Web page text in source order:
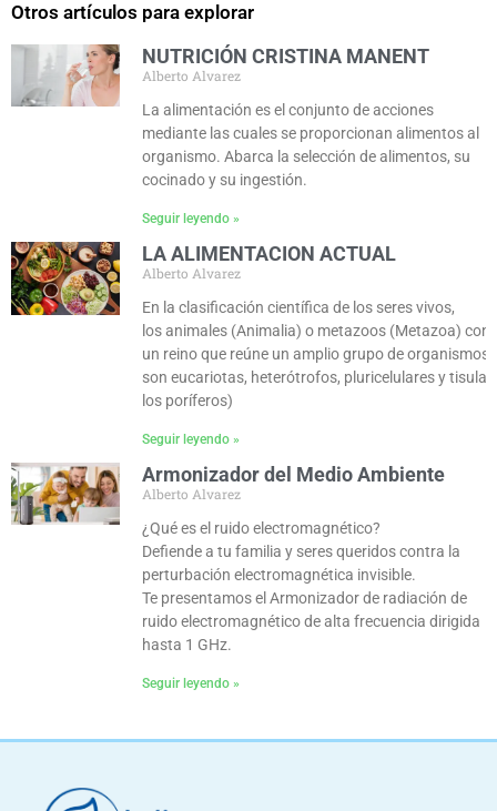
Otros artículos para explorar
NUTRICIÓN CRISTINA MANENT
Alberto Alvarez
La alimentación es el conjunto de acciones
mediante las cuales se proporcionan alimentos al
organismo. Abarca la selección de alimentos, su
cocinado y su ingestión.
Seguir leyendo »
LA ALIMENTACION ACTUAL
Alberto Alvarez
En la clasificación científica de los seres vivos,
los animales (Animalia) o metazoos (Metazoa)
un reino que reúne un amplio grupo de organismos
son eucariotas, heterótrofos, pluricelulares y
los poríferos)
Seguir leyendo »
Armonizador del Medio Ambiente
Alberto Alvarez
¿Qué es el ruido electromagnético?
Defiende a tu familia y seres queridos contra la
perturbación electromagnética invisible.
Te presentamos el Armonizador de radiación de
ruido electromagnético de alta frecuencia dirigida
hasta 1 GHz.
Seguir leyendo »